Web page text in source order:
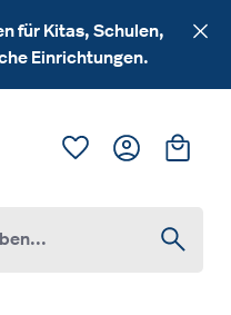
für Kitas, Schulen,
Einrichtungen.
Du hast 0